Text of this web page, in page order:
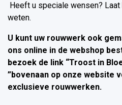
Heeft u speciale wensen? Laat
weten.
U kunt uw rouwwerk ook
ons online in de webshop
bezoek de link “Troost in
”bovenaan op onze website
exclusieve rouwwerken.